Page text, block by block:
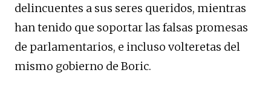
delincuentes a sus seres queridos, mientras
han tenido que soportar las falsas promesas
de parlamentarios, e incluso volteretas del
mismo gobierno de Boric.